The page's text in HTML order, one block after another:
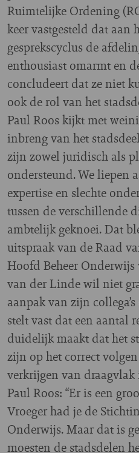
Ruimtelijke Ordening
keer vastgesteld dat aan
gesprekscyclus de
enthousiast omarmt en
concludeert dat ze niet
ook de rol van het
Paul Roos kijkt met
inbreng van het
zijn zowel juridisch als
ondersteund. We liepen
expertise en slechte
tussen de verschillende
ambtelijk geknoei. Dat
uitspraak van de Raad
Hoofd Beheer Onderwijs
van der Linde wil niet
aanpak van zijn
stelt vast dat een aantal
duidelijk maakt dat het
zijn op het correct
verkrijgen van
Paul Roos: “Er is een
Vroeger had je de
Onderwijs. Maar dat is
moesten de stadsdelen